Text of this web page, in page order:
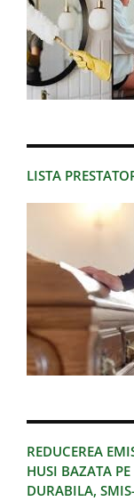
LISTA
REDUCEREA
HUSI BAZATA
DURABILA,